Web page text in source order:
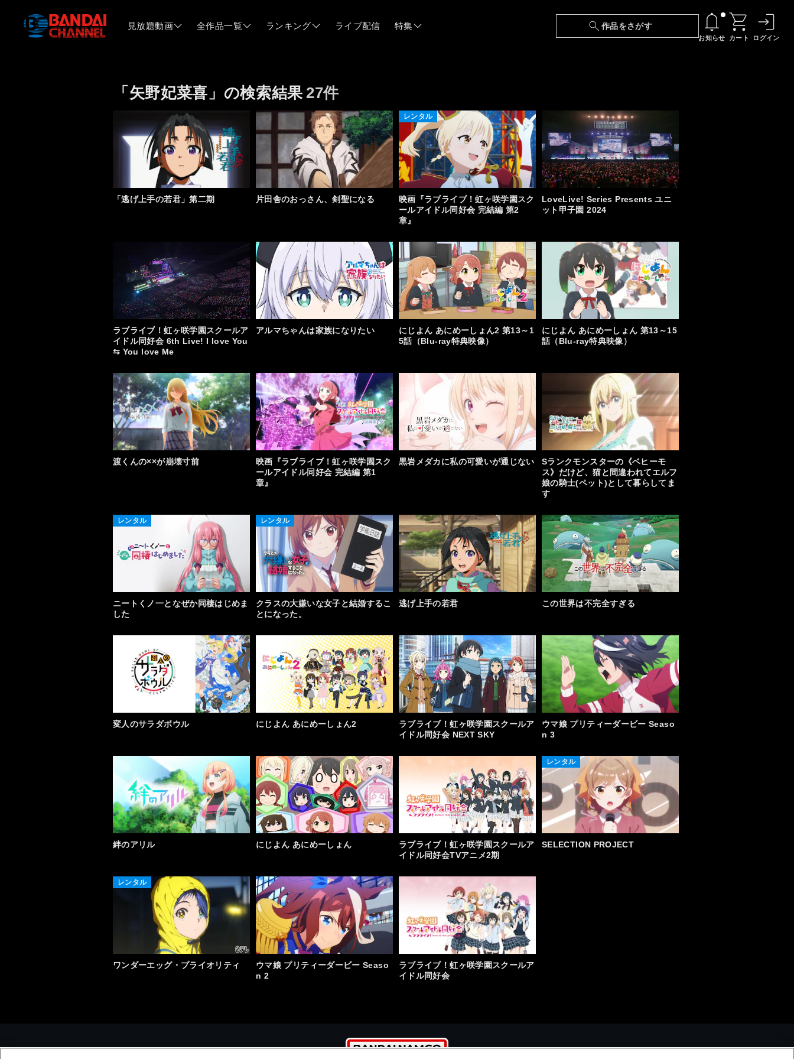
見放題動画 全作品一覧 ランキング ライブ配信 特集 作品をさがす
お知らせ
24話 配信日変更のお知らせ
05/21 【障害】映像再生における不具合に関しまして
05/14
【日本語字幕】【セリフ検索】新規追加のお知
お知らせ一覧へ
カート ログイン
「矢野妃菜喜」の検索結果 27件
「逃げ上手の若君」第二期 片田舎のおっさん、剣聖になる
レンタル
映画『ラブライブ！虹ヶ咲学園スク
ールアイドル同好会 完結編 第2
章』
LoveLive! Series Presents ユニ
ット甲子園 2024
ラブライブ！虹ヶ咲学園スクールア
イドル同好会 6th Live! I love You
⇆ You love Me
アルマちゃんは家族になりたい
にじよん あにめーしょん2 第13～1
5話（Blu-ray特典映像）
にじよん あにめーしょん 第13～15
話（Blu-ray特典映像）
渡くんの××が崩壊寸前
映画『ラブライブ！虹ヶ咲学園スク
ールアイドル同好会 完結編 第1
章』
黒岩メダカに私の可愛いが通じない
Sランクモンスターの《ベヒーモ
ス》だけど、猫と間違われてエルフ
娘の騎士(ペット)として暮らしてま
す
レンタル
ニートくノ一となぜか同棲はじめま
した
レンタル
クラスの大嫌いな女子と結婚するこ
とになった。
逃げ上手の若君 この世界は不完全すぎる
変人のサラダボウル にじよん あにめーしょん2
ラブライブ！虹ヶ咲学園スクールア
イドル同好会 NEXT SKY
ウマ娘 プリティーダービー Seaso
n 3
絆のアリル にじよん あにめーしょん
ラブライブ！虹ヶ咲学園スクールア
イドル同好会TVアニメ2期
レンタル
SELECTION PROJECT
レンタル
ワンダーエッグ・プライオリティ
ウマ娘 プリティーダービー Seaso
n 2
ラブライブ！虹ヶ咲学園スクールア
イドル同好会